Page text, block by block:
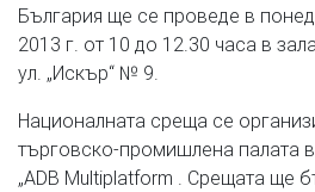
България ще се проведе в
2013 г. от 10 до 12.30 часа в
ул. „Искър“ № 9.
Националната среща се
търговско-промишлена палата
„ADB Multiplatform . Срещата ще